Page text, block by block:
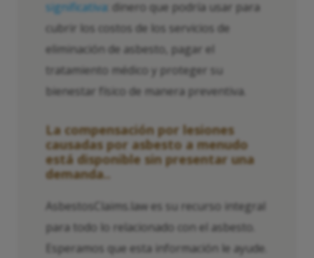
significativa: dinero que podría usar para
cubrir los costos de los servicios de
eliminación de asbesto, pagar el
tratamiento médico y proteger su
bienestar físico de manera preventiva.
La compensación por lesiones
causadas por asbesto a menudo
está disponible sin presentar una
demanda.
AsbestosClaims.law es su recurso integral
para todo lo relacionado con el asbesto.
Esperamos que esta información le ayude.